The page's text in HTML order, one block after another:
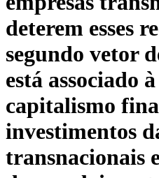
deterem esses
segundo vetor
está associado
capitalismo
investimentos
transnacionais